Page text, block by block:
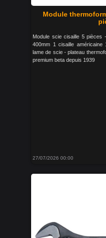
Module
Module scie cisaille 5 pièces
400mm 1 cisaille
lame de scie - plateau
premium beta depuis 1939
27/07/2026 00:00